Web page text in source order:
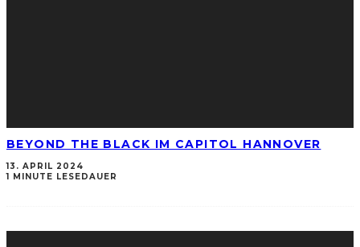
BEYOND THE BLACK IM CAPITOL HANNOVER
13. APRIL 2024
1 MINUTE LESEDAUER